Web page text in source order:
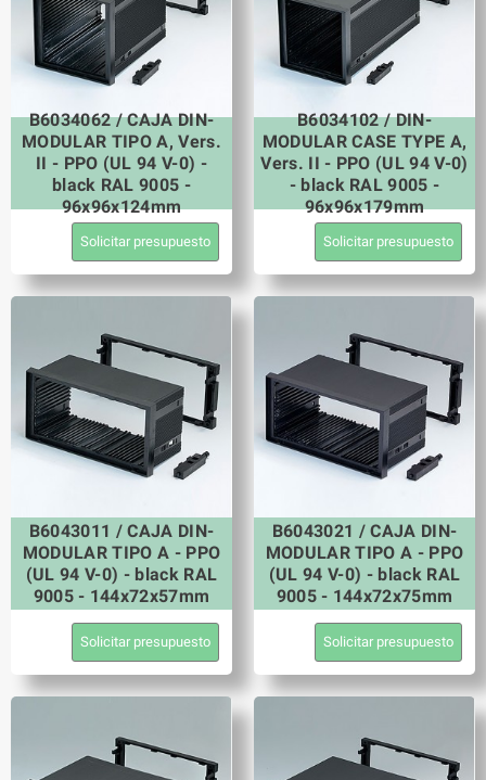
B6034062 / CAJA DIN-
MODULAR TIPO A, Vers.
II - PPO (UL 94 V-0) -
black RAL 9005 -
96x96x124mm
Solicitar presupuesto
B6034102 / DIN-
MODULAR CASE TYPE A,
Vers. II - PPO (UL 94 V-0)
- black RAL 9005 -
96x96x179mm
Solicitar presupuesto
B6043011 / CAJA DIN-
MODULAR TIPO A - PPO
(UL 94 V-0) - black RAL
9005 - 144x72x57mm
Solicitar presupuesto
B6043021 / CAJA DIN-
MODULAR TIPO A - PPO
(UL 94 V-0) - black RAL
9005 - 144x72x75mm
Solicitar presupuesto